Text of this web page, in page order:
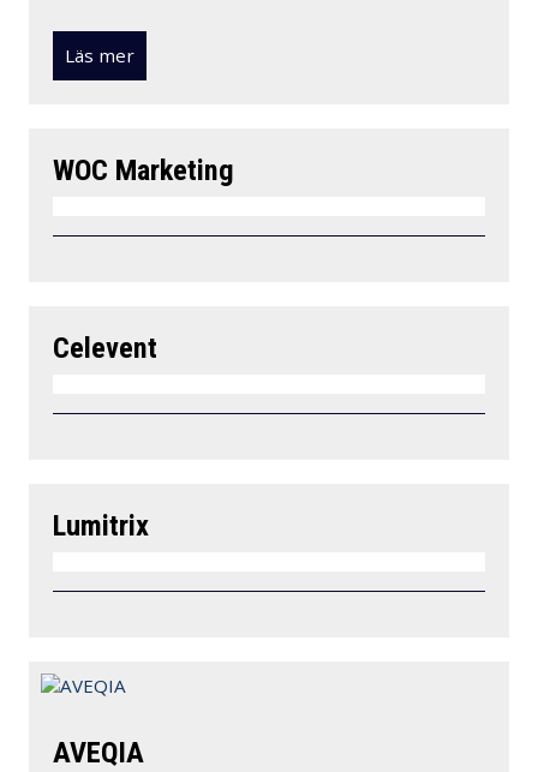
Läs mer
WOC Marketing
Celevent
Lumitrix
AVEQIA